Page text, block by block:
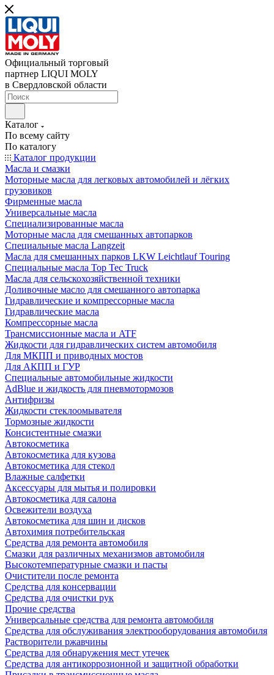
Официальный торговый
партнер LIQUI MOLY
в Свердловской области
Каталог
По всему сайту
По каталогу
Каталог продукции
Масла и смазки
Моторные масла для легковых автомобилей и лёгких
грузовиков
Фирменные масла
Универсальные масла
Специализированные масла
Моторные масла для смешанных автопарков
Специальные масла Langzeit
Масла для смешанных парков LKW Leichtlauf Touring
Специальные масла Top Tec Truck
Масла для сельскохозяйственной техники
Доливочные масло для смешанного автопарка
Гидравлические и компрессорные масла
Гидравлические масла
Компрессорные масла
Трансмиссионные масла и ATF
Жидкости для гидравлических систем автомобиля
Для МКПП и приводных мостов
Для АКПП и ГУР
Специальные автомобильные жидкости
AdBlue и жидкость для пневмотормозов
Антифризы
Жидкости стеклоомывателя
Тормозные жидкости
Консистентные смазки
Автокосметика
Автокосметика для кузова
Автокосметика для стекол
Влажные салфетки
Аксессуары для мытья и полировки
Автокосметика для салона
Освежители воздуха
Автокосметика для шин и дисков
Автохимия потребительская
Средства для ремонта автомобиля
Смазки для различных механизмов автомобиля
Высокотемпературные смазки и пасты
Очистители после ремонта
Средства для консервации
Средства для очистки рук
Прочие средства
Универсальные средства для ремонта автомобиля
Средства для обслуживания электрооборудования автомобиля
Растворители ржавчины
Средства для обнаружения мест утечек
Средства для антикоррозионной и защитной обработки